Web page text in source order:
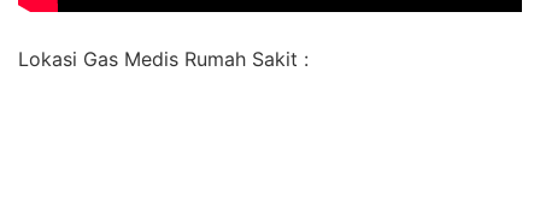
Lokasi Gas Medis Rumah Sakit :